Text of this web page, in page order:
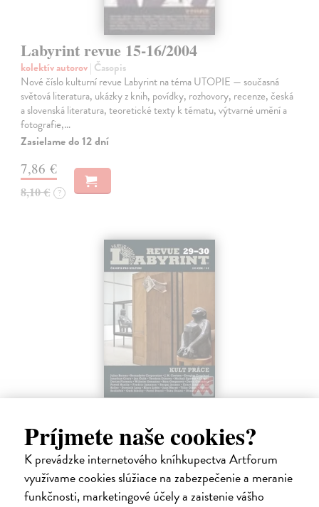
Príjmete naše cookies?
K prevádzke internetového kníhkupectva Artforum
využívame cookies slúžiace na zabezpečenie a meranie
funkčnosti, marketingové účely a zaistenie vášho
Labyrint revue 15-16/2004
kolektív autorov| Časopis
Nové číslo kulturní revue Labyrint na téma UTOPIE — současná
světová literatura, ukázky z knih, povídky, rozhovory, recenze, česká
a slovenská literatura, teoretické texty k tématu, výtvarné umění a
fotografie,…
Zasielame do 12 dní
7,86 €
8,10 € ?
kolektív autorov| Časopis
Současná světová literatura, ukázky z překladů, povídky, eseje,
rozhovory, texty českých a slovenských autorů, barevná příloha
moderního výtvarného umění. Ještě v 19. století se cizí lidé při
seznamování…